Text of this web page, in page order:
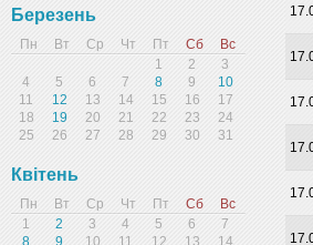
Березень
Пн Вт Ср Чт Пт Сб
Вс
1
2
3
4
5 6 7 8 9
10
11
12 13 14 15 16
17
18
19 20 21 22 23
24
25
26 27 28 29 30 31
Квітень
Пн Вт Ср Чт Пт Сб
Вс
1
2 3 4 5 6
7
8
9 10 11 12 13
14